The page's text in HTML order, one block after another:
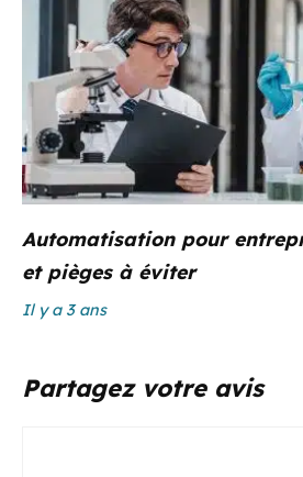
Automatisation pour
et pièges à éviter
Il y a 3 ans
Partagez votre avis